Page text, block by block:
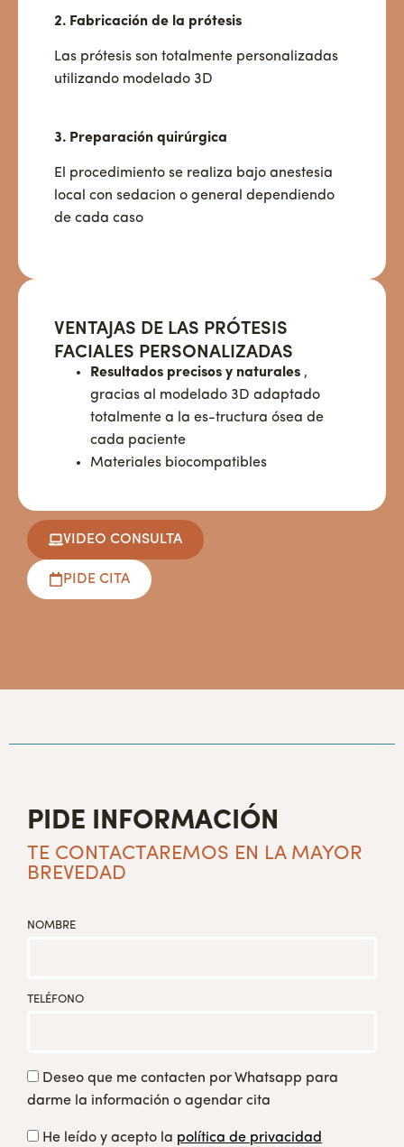
2. Fabricación de la prótesis
Las prótesis son totalmente personalizadas
utilizando modelado 3D
3. Preparación quirúrgica
El procedimiento se realiza bajo anestesia
local con sedacion o general dependiendo
de cada caso
VENTAJAS DE LAS PRÓTESIS
FACIALES PERSONALIZADAS
Resultados precisos y naturales ,
gracias al modelado 3D adaptado
totalmente a la es-tructura ósea de
cada paciente
Materiales biocompatibles
VIDEO CONSULTA
PIDE CITA
PIDE INFORMACIÓN
TE CONTACTAREMOS EN LA MAYOR
BREVEDAD
NOMBRE
TELÉFONO
Deseo que me contacten por Whatsapp para
darme la información o agendar cita
He leído y acepto la política de privacidad